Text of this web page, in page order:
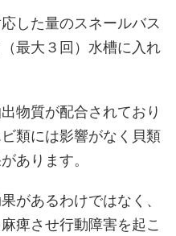
した量のスネールバス
最大３回）水槽に入れ
物質が配合されており
類には影響がなく貝類
あります。
があるわけではなく、
痺させ行動障害を起こ